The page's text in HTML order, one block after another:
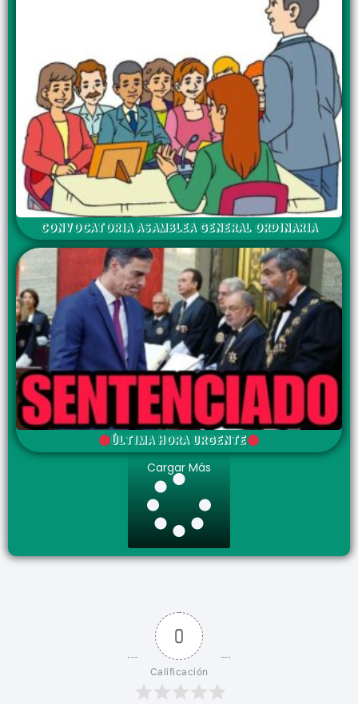
CONVOCATORIA ASAMBLEA GENERAL ORDINARIA
ÚLTIMA HORA URGENTE
Cargar Más
0
Calificación